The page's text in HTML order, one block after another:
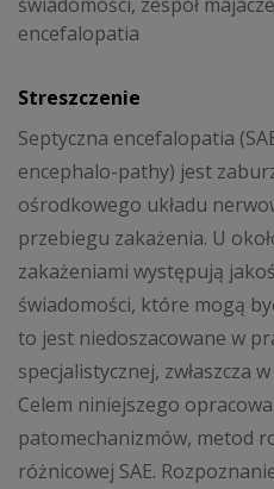
encefalopatia
Streszczenie
Septyczna encefalopatia
encephalo-pathy) jest
ośrodkowego układu
przebiegu zakażenia. U
zakażeniami występują
świadomości, które mogą
to jest niedoszacowane w
specjalistycznej, zwłaszcza
Celem niniejszego
patomechanizmów, metod
różnicowej SAE.